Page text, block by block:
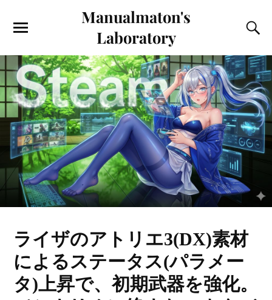
Manualmaton's
Laboratory
ライザのアトリエ3(DX)素材
によるステータス(パラメー
タ)上昇で、初期武器を強化。